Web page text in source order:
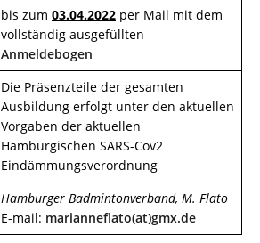
bis zum 03.04.2022 per Mail mit dem
vollständig ausgefüllten
Anmeldebogen
Die Präsenzteile der gesamten
Ausbildung erfolgt unter den aktuellen
Vorgaben der aktuellen
Hamburgischen SARS-Cov2
Eindämmungsverordnung
Hamburger Badmintonverband, M. Flato
E-mail: marianneflato(at)gmx.de